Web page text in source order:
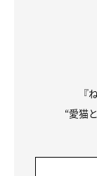
『
“愛猫